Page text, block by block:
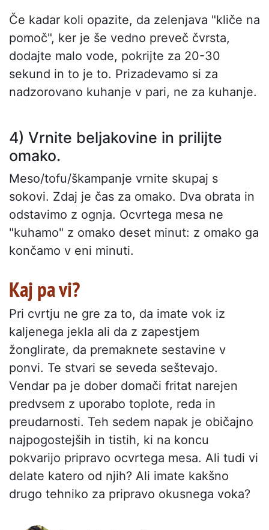
Če kadar koli opazite, da zelenjava "kliče na
pomoč", ker je še vedno preveč čvrsta,
dodajte malo vode, pokrijte za 20-30
sekund in to je to. Prizadevamo si za
nadzorovano kuhanje v pari, ne za kuhanje.
4) Vrnite beljakovine in prilijte
omako.
Meso/tofu/škampanje vrnite skupaj s
sokovi. Zdaj je čas za omako. Dva obrata in
odstavimo z ognja. Ocvrtega mesa ne
"kuhamo" z omako deset minut: z omako ga
končamo v eni minuti.
Kaj pa vi?
Pri cvrtju ne gre za to, da imate vok iz
kaljenega jekla ali da z zapestjem
žonglirate, da premaknete sestavine v
ponvi. Te stvari se seveda seštevajo.
Vendar pa je dober domači fritat narejen
predvsem z uporabo toplote, reda in
preudarnosti. Teh sedem napak je običajno
najpogostejših in tistih, ki na koncu
pokvarijo pripravo ocvrtega mesa. Ali tudi vi
delate katero od njih? Ali imate kakšno
drugo tehniko za pripravo okusnega voka?